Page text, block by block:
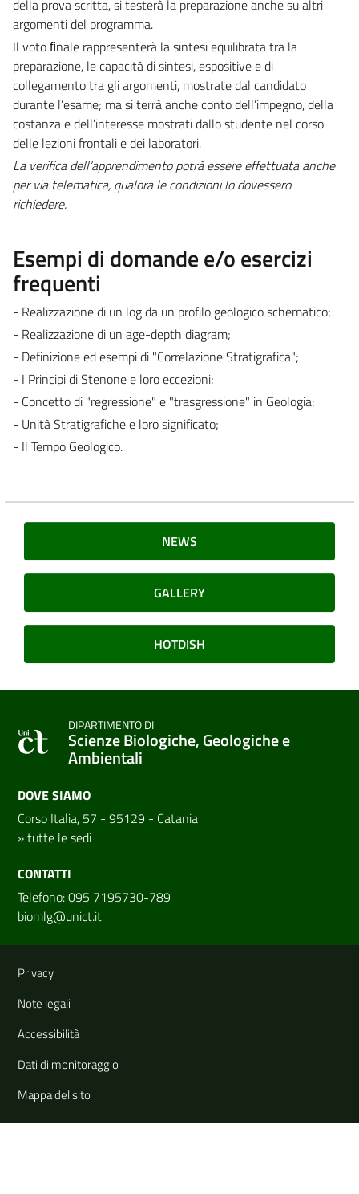
della prova scritta, si testerà la preparazione anche su altri
argomenti del programma.
Il voto ﬁnale rappresenterà la sintesi equilibrata tra la
preparazione, le capacità di sintesi, espositive e di
collegamento tra gli argomenti, mostrate dal candidato
durante l’esame; ma si terrà anche conto dell’impegno, della
costanza e dell’interesse mostrati dallo studente nel corso
delle lezioni frontali e dei laboratori.
La verifica dell’apprendimento potrà essere effettuata anche
per via telematica, qualora le condizioni lo dovessero
richiedere.
Esempi di domande e/o esercizi
frequenti
- Realizzazione di un log da un profilo geologico schematico;
- Realizzazione di un age-depth diagram;
- Definizione ed esempi di "Correlazione Stratigrafica";
- I Principi di Stenone e loro eccezioni;
- Concetto di "regressione" e "trasgressione" in Geologia;
- Unità Stratigrafiche e loro significato;
- Il Tempo Geologico.
NEWS
GALLERY
HOTDISH
DIPARTIMENTO DI
Scienze Biologiche, Geologiche e
Ambientali
DOVE SIAMO
Corso Italia, 57 - 95129 - Catania
»tutte le sedi
CONTATTI
Telefono: 095 7195730-789
biomlg@unict.it
Link e informazioni utili
Privacy
Note legali
Accessibilità
Dati di monitoraggio
Mappa del sito